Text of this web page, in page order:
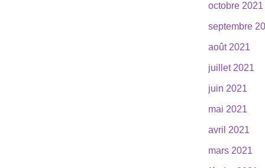
octobre 2021
septembre
août 2021
juillet 2021
juin 2021
mai 2021
avril 2021
mars 2021